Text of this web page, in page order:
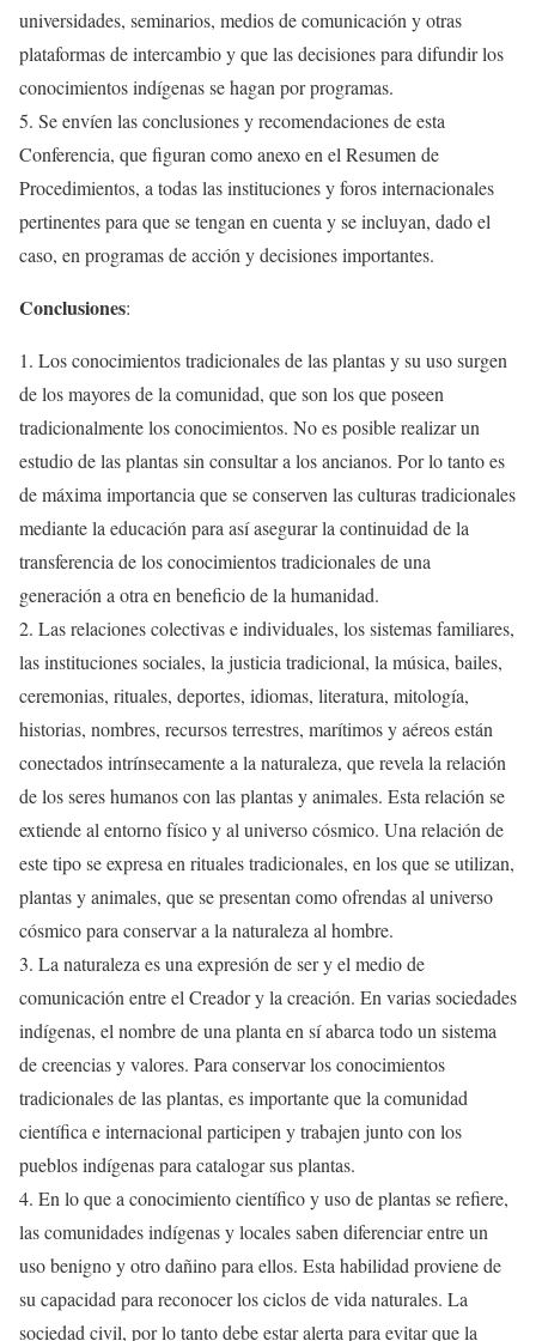
universidades, seminarios, medios de comunicación y otras
plataformas de intercambio y que las decisiones para difundir los
conocimientos indígenas se hagan por programas.
5. Se envíen las conclusiones y recomendaciones de esta
Conferencia, que figuran como anexo en el Resumen de
Procedimientos, a todas las instituciones y foros internacionales
pertinentes para que se tengan en cuenta y se incluyan, dado el
caso, en programas de acción y decisiones importantes.
Conclusiones:
1. Los conocimientos tradicionales de las plantas y su uso surgen
de los mayores de la comunidad, que son los que poseen
tradicionalmente los conocimientos. No es posible realizar un
estudio de las plantas sin consultar a los ancianos. Por lo tanto es
de máxima importancia que se conserven las culturas tradicionales
mediante la educación para así asegurar la continuidad de la
transferencia de los conocimientos tradicionales de una
generación a otra en beneficio de la humanidad.
2. Las relaciones colectivas e individuales, los sistemas familiares,
las instituciones sociales, la justicia tradicional, la música, bailes,
ceremonias, rituales, deportes, idiomas, literatura, mitología,
historias, nombres, recursos terrestres, marítimos y aéreos están
conectados intrínsecamente a la naturaleza, que revela la relación
de los seres humanos con las plantas y animales. Esta relación se
extiende al entorno físico y al universo cósmico. Una relación de
este tipo se expresa en rituales tradicionales, en los que se utilizan,
plantas y animales, que se presentan como ofrendas al universo
cósmico para conservar a la naturaleza al hombre.
3. La naturaleza es una expresión de ser y el medio de
comunicación entre el Creador y la creación. En varias sociedades
indígenas, el nombre de una planta en sí abarca todo un sistema
de creencias y valores. Para conservar los conocimientos
tradicionales de las plantas, es importante que la comunidad
científica e internacional participen y trabajen junto con los
pueblos indígenas para catalogar sus plantas.
4. En lo que a conocimiento científico y uso de plantas se refiere,
las comunidades indígenas y locales saben diferenciar entre un
uso benigno y otro dañino para ellos. Esta habilidad proviene de
su capacidad para reconocer los ciclos de vida naturales. La
sociedad civil, por lo tanto debe estar alerta para evitar que la